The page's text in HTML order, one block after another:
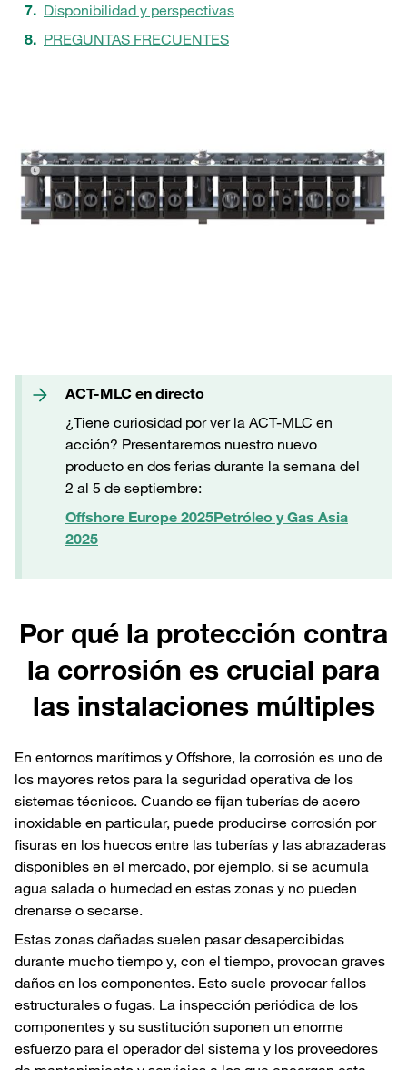
Disponibilidad y perspectivas
PREGUNTAS FRECUENTES
ACT-MLC en directo
¿Tiene curiosidad por ver la ACT-MLC en
acción? Presentaremos nuestro nuevo
producto en dos ferias durante la semana del
2 al 5 de septiembre:
Offshore Europe 2025Petróleo y Gas Asia
2025
Por qué la protección contra
la corrosión es crucial para
las instalaciones múltiples
En entornos marítimos y Offshore, la corrosión es uno de
los mayores retos para la seguridad operativa de los
sistemas técnicos. Cuando se fijan tuberías de acero
inoxidable en particular, puede producirse corrosión por
fisuras en los huecos entre las tuberías y las abrazaderas
disponibles en el mercado, por ejemplo, si se acumula
agua salada o humedad en estas zonas y no pueden
drenarse o secarse.
Estas zonas dañadas suelen pasar desapercibidas
durante mucho tiempo y, con el tiempo, provocan graves
daños en los componentes. Esto suele provocar fallos
estructurales o fugas. La inspección periódica de los
componentes y su sustitución suponen un enorme
esfuerzo para el operador del sistema y los proveedores